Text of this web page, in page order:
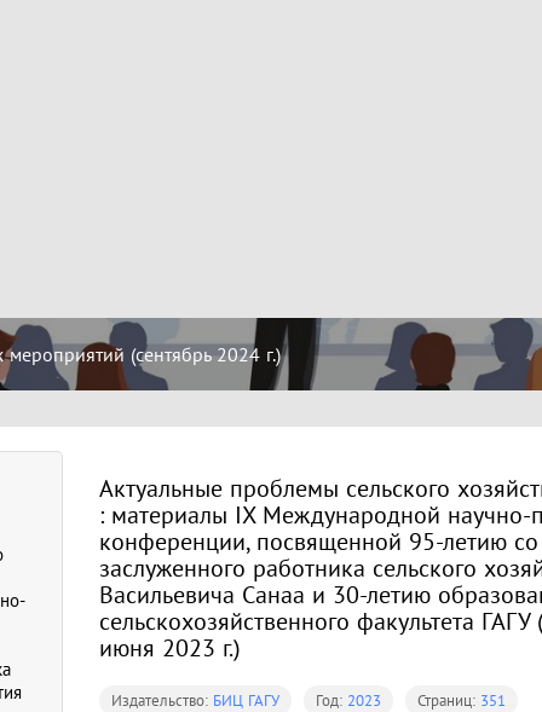
(сентябрь 2024 г.)
Актуальные проблемы сельского
: материалы IX Международной научно-
конференции, посвященной 95-летию
заслуженного работника сельского
Васильевича Санаа и 30-летию
сельскохозяйственного факультета
июня 2023 г.)
Издательство: БИЦ ГАГУ Год: 2023 Страниц: 351